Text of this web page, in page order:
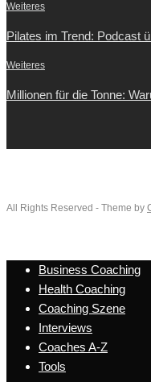
Weiteres
Pilates im Trend: Podcast
Weiteres
Millionen für die Tonne:
All Rights Reserved - Theme by
Business Coaching
Health Coaching
Coaching Szene
Interviews
Coaches A-Z
Tools